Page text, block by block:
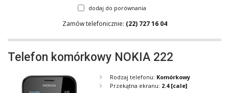
dodaj do porównania
Zamów telefonicznie: (22) 727 16 04
Telefon komórkowy NOKIA 222
Rodzaj telefonu: Komórkowy
Przekątna ekranu: 2.4 [cale]